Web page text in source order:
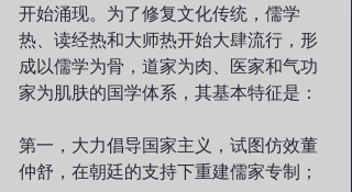
开始涌现。为了修复文化传统，儒学
热、读经热和大师热开始大肆流行，形
成以儒学为骨，道家为肉、医家和气功
家为肌肤的国学体系，其基本特征是：
第一，大力倡导国家主义，试图仿效董
仲舒，在朝廷的支持下重建儒家专制；